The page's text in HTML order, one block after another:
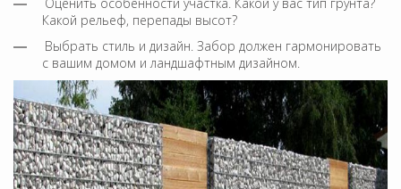
Какой рельеф, перепады высот?
Выбрать стиль и дизайн. Забор должен гармонировать
с вашим домом и ландшафтным дизайном.